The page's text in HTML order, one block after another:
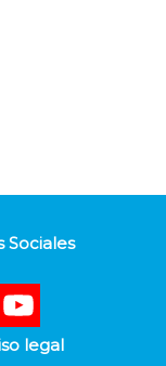
Sociales
legal